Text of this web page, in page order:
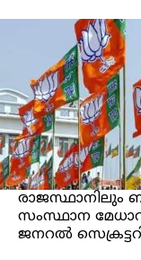
രാജസ്ഥാനിലും
സംസ്ഥാന
ജനറൽ